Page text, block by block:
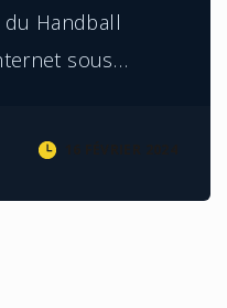
Handball
sous…